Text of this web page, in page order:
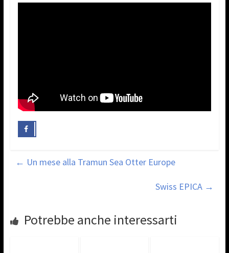
← Un mese alla Tramun Sea Otter Europe
Swiss EPICA →
Potrebbe anche interessarti